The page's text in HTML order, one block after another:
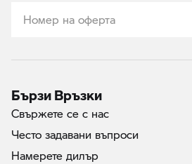
Бързи Връзки
Свържете се с нас
Често задавани въпроси
Намерете дилър